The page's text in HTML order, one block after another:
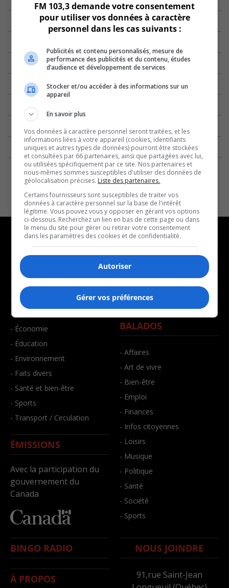
NOUVELLES
- Affaires municipales
- Communauté / Social
- Culture
- Économie
- Éducation
- Environnement
- Faits divers
- Santé et bien-être
- Sports
- Transport / Circulation
ÉMISSIONS
Avec la participation du
gouvernement du
Canada
MUSIQUE
- Décompte franco
- Joué récemment
BALADOS
- Affaires
- Art de vivre
- Bien-être
- Emploi
- Finances
- Infos citoyennes
- Loisirs
- Musique
- Politique
- Santé
- Société
- Sports
BINGO RADIO
À PROPOS
NOUS JOINDRE
91,rue Saint-Jean
FM 103,3 demande votre consentement
pour utiliser vos données à caractère
personnel dans les cas suivants :
Publicités et contenu personnalisés, mesure de
performance des publicités et du contenu, études
d’audience et développement de services
Stocker et/ou accéder à des informations sur un
appareil
En savoir plus
Vos données à caractère personnel seront traitées, et les
informations liées à votre appareil (cookies, identifiants
uniques et autres types de données) pourront être stockées
et consultées par 66 partenaires, ainsi que partagées avec lui,
ou utilisées spécifiquement par ce site. Nos partenaires et
nous-mêmes sommes susceptibles d'utiliser des données de
géolocalisation précises. Liste des partenaires.
Certains fournisseurs sont susceptibles de traiter vos
données à caractère personnel sur la base de l'intérêt
légitime. Vous pouvez vous y opposer en gérant vos options
ci-dessous. Recherchez un lien en bas de cette page ou dans
le menu du site pour gérer ou retirer votre consentement
dans les paramètres des cookies et de confidentialité.
Autoriser
Gérer vos préférences